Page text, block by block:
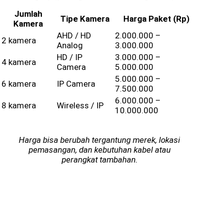
Jumlah
Kamera
Tipe Kamera Harga Paket (Rp)
2 kamera
AHD / HD
Analog
2.000.000 –
3.000.000
4 kamera
HD / IP
Camera
3.000.000 –
5.000.000
6 kamera
IP Camera
5.000.000 –
7.500.000
8 kamera
Wireless / IP
6.000.000 –
10.000.000
Harga bisa berubah tergantung merek, lokasi
pemasangan, dan kebutuhan kabel atau
perangkat tambahan.